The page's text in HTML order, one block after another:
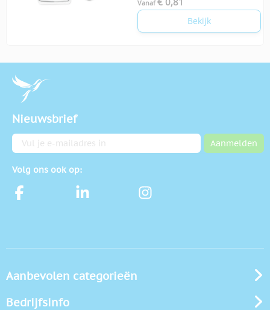
Vanaf
Bekijk
Nieuwsbrief
E-mailadres Aanmelden
Volg ons ook op:
Aanbevolen categorieën
Bedrijfsinfo